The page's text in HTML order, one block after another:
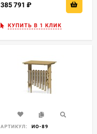
385 791
КУПИТЬ В 1 КЛИК
АРТИКУЛ: ИО-89